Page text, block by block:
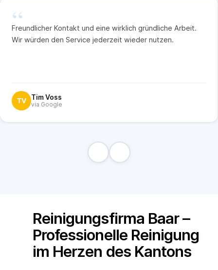
“
Freundlicher Kontakt und eine wirklich gründliche Arbeit.
Wir würden den Service jederzeit wieder nutzen.
TV Tim Voss
via Google
Reinigungsfirma Baar –
Professionelle Reinigung
im Herzen des Kantons